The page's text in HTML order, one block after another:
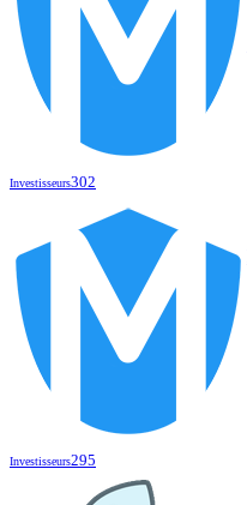
Investisseurs302
Investisseurs295